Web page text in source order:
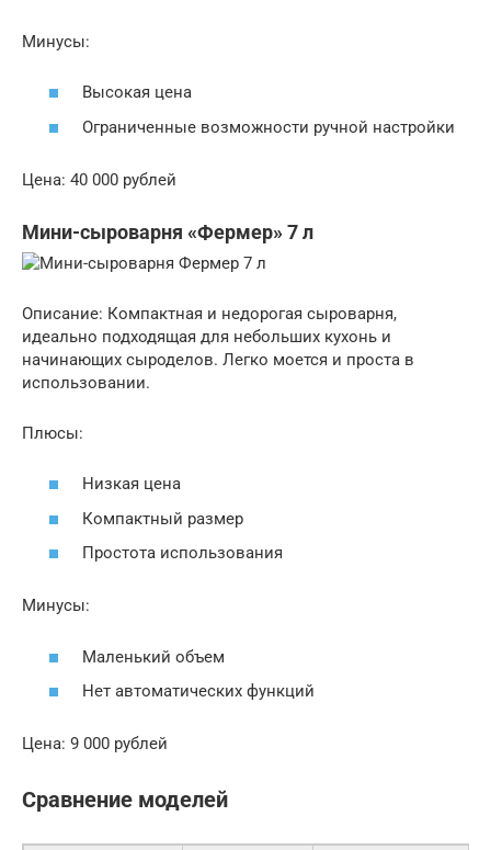
Минусы:
Высокая цена
Ограниченные возможности ручной настройки
Цена: 40 000 рублей
Мини-сыроварня «Фермер» 7 л
Описание: Компактная и недорогая сыроварня,
идеально подходящая для небольших кухонь и
начинающих сыроделов. Легко моется и проста в
использовании.
Плюсы:
Низкая цена
Компактный размер
Простота использования
Минусы:
Маленький объем
Нет автоматических функций
Цена: 9 000 рублей
Сравнение моделей